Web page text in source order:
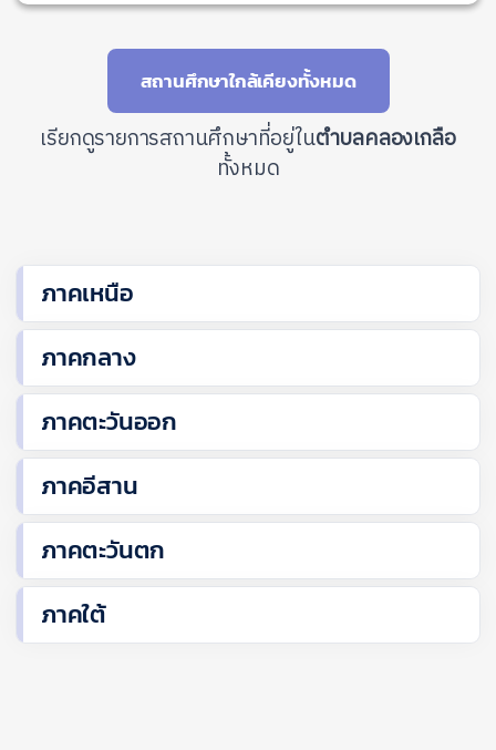
สถานศึกษาใกล้เคียงทั้งหมด
เรียกดูรายการสถานศึกษาที่อยู่ในตำบลคลองเกลือ
ทั้งหมด
ภาคเหนือ
ภาคกลาง
ภาคตะวันออก
ภาคอีสาน
ภาคตะวันตก
ภาคใต้